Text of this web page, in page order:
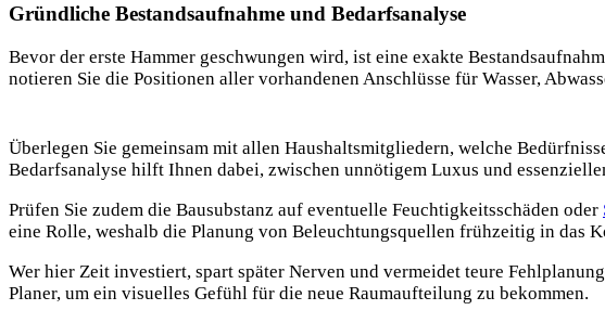
Gründliche Bestandsaufnahme und Bedarfsanalyse
Bevor der erste Hammer geschwungen wird, ist eine exakte
notieren Sie die Positionen aller vorhandenen Anschlüsse für Wasser,
Überlegen Sie gemeinsam mit allen Haushaltsmitgliedern, welche
Bedarfsanalyse hilft Ihnen dabei, zwischen unnötigem Luxus und
Prüfen Sie zudem die Bausubstanz auf eventuelle Feuchtigkeitsschäden oder
eine Rolle, weshalb die Planung von Beleuchtungsquellen frühzeitig in das
Wer hier Zeit investiert, spart später Nerven und vermeidet teure
Planer, um ein visuelles Gefühl für die neue Raumaufteilung zu bekommen.